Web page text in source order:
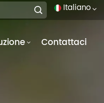
Italiano
Contattaci